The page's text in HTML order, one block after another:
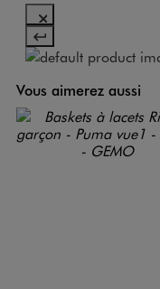
Vous aimerez aussi